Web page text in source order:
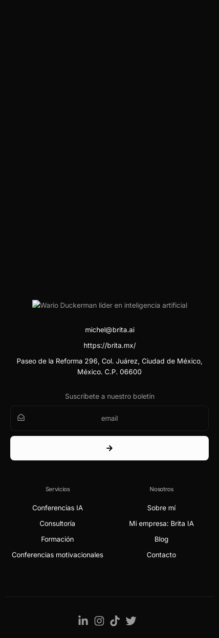
michel@brita.ai
https://brita.mx/
Paseo de la Reforma 296, Col. Juárez, Ciudad de México,
México. C.P. 06600
Suscríbete a nuestro boletín
Servicios
Conferencias IA
Consultoría
Formación
Conferencias motivacionales
Nosotros
Sobre mí
Mi empresa: Brita IA
Blog
Contacto